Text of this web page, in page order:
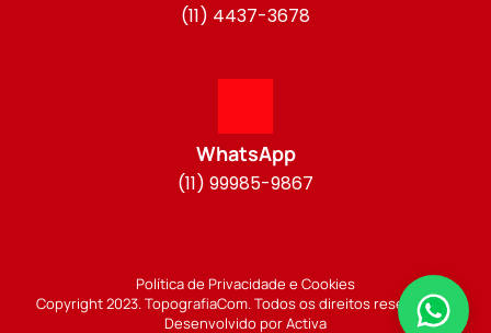
(11) 4437-3678
WhatsApp
(11) 99985-9867
Política de Privacidade e Cookies
Copyright 2023. TopografiaCom. Todos os direitos reservados.
Desenvolvido por Activa